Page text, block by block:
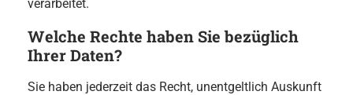
verarbeitet.
Welche Rechte haben Sie bezüglich
Ihrer Daten?
Sie haben jederzeit das Recht, unentgeltlich Auskunft